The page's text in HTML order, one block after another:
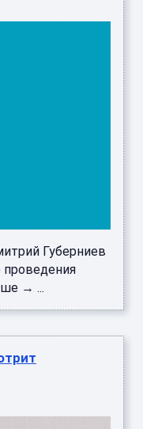
Губерниев
→ ...